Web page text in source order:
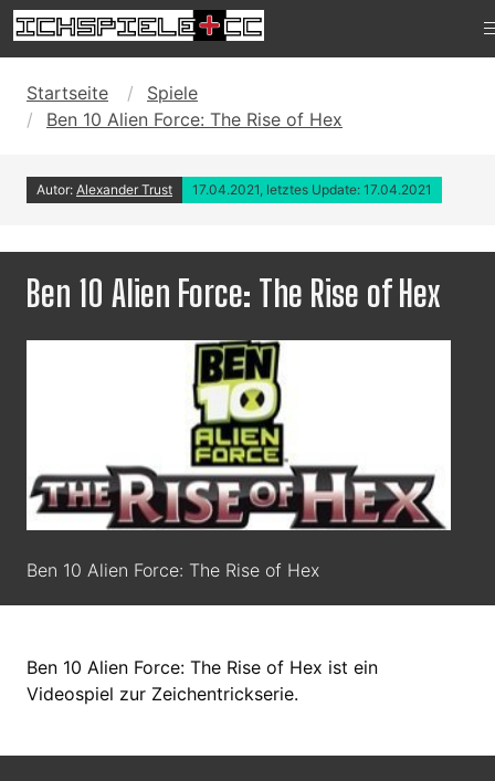
Startseite
Spiele
Ben 10 Alien Force: The Rise of Hex
Autor: Alexander Trust 17.04.2021, letztes Update: 17.04.2021
Ben 10 Alien Force: The Rise of Hex
Ben 10 Alien Force: The Rise of Hex
Ben 10 Alien Force: The Rise of Hex ist ein
Videospiel zur Zeichentrickserie.